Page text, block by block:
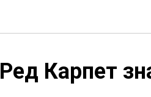
Ред Карпет